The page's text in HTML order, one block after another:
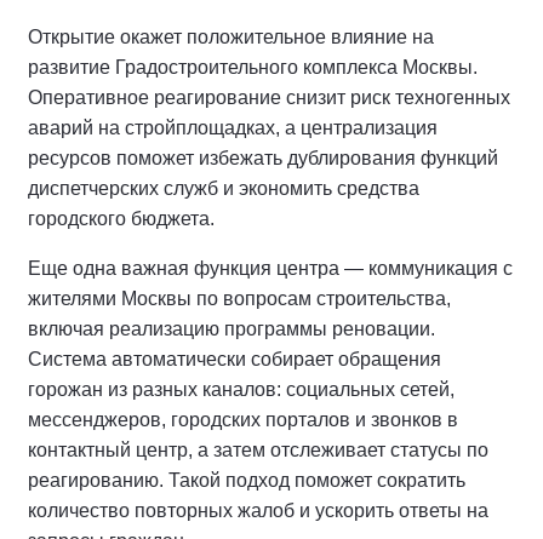
Открытие окажет положительное влияние на
развитие Градостроительного комплекса Москвы.
Оперативное реагирование снизит риск техногенных
аварий на стройплощадках, а централизация
ресурсов поможет избежать дублирования функций
диспетчерских служб и экономить средства
городского бюджета.
Еще одна важная функция центра — коммуникация с
жителями Москвы по вопросам строительства,
включая реализацию программы реновации.
Система автоматически собирает обращения
горожан из разных каналов: социальных сетей,
мессенджеров, городских порталов и звонков в
контактный центр, а затем отслеживает статусы по
реагированию. Такой подход поможет сократить
количество повторных жалоб и ускорить ответы на